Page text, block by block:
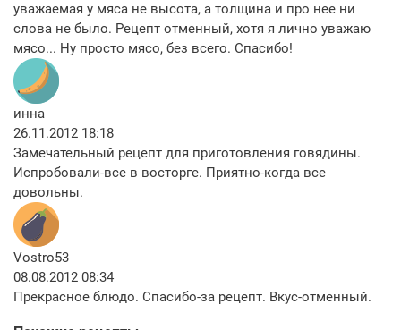
уважаемая у мяса не высота, а толщина и про нее ни
слова не было. Рецепт отменный, хотя я лично уважаю
мясо... Ну просто мясо, без всего. Спасибо!
инна
26.11.2012 18:18
Замечательный рецепт для приготовления говядины.
Испробовали-все в восторге. Приятно-когда все
довольны.
Vostro53
08.08.2012 08:34
Прекрасное блюдо. Спасибо-за рецепт. Вкус-отменный.